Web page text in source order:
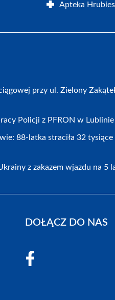
Apteka
przy ul. Zielony
Policji z PFRON w Lublinie
88-latka straciła 32 tysiące
z zakazem wjazdu na 5
DOŁĄCZ DO NAS